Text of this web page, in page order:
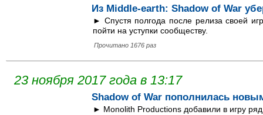
Из Middle-earth: Shadow of War
► Спустя полгода после релиза своей
пойти на уступки сообществу.
Прочитано 1676 раз
23 ноября 2017 года в 13:17
Shadow of War пополнилась
► Monolith Productions добавили в игру ряд